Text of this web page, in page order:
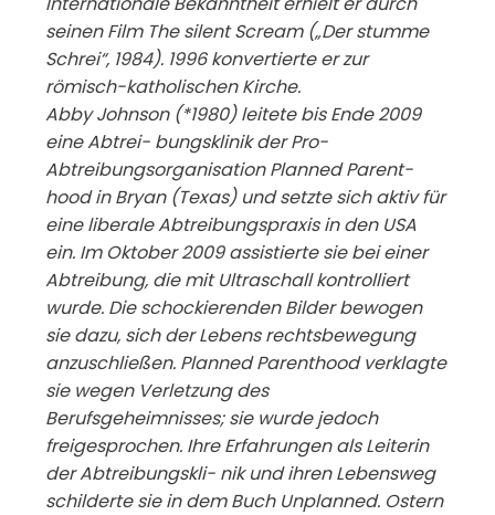
seinen Film The silent Scream („Der stumme
Schrei“, 1984). 1996 konvertierte er zur
römisch-katholischen Kirche.
Abby Johnson (*1980) leitete bis Ende 2009
eine Abtrei- bungsklinik der Pro-
Abtreibungsorganisation Planned Parent-
hood in Bryan (Texas) und setzte sich aktiv für
eine liberale Abtreibungspraxis in den USA
ein. Im Oktober 2009 assistierte sie bei einer
Abtreibung, die mit Ultraschall kontrolliert
wurde. Die schockierenden Bilder bewogen
sie dazu, sich der Lebensrechtsbewegung
anzuschließen. Planned Parenthoodverklagte
sie wegen Verletzung des
Berufsgeheimnisses; sie wurde jedoch
freigesprochen. Ihre Erfahrungen als Leiterin
der Abtreibungskli- nik und ihren Lebensweg
schilderte sie in dem Buch Unplanned. Ostern